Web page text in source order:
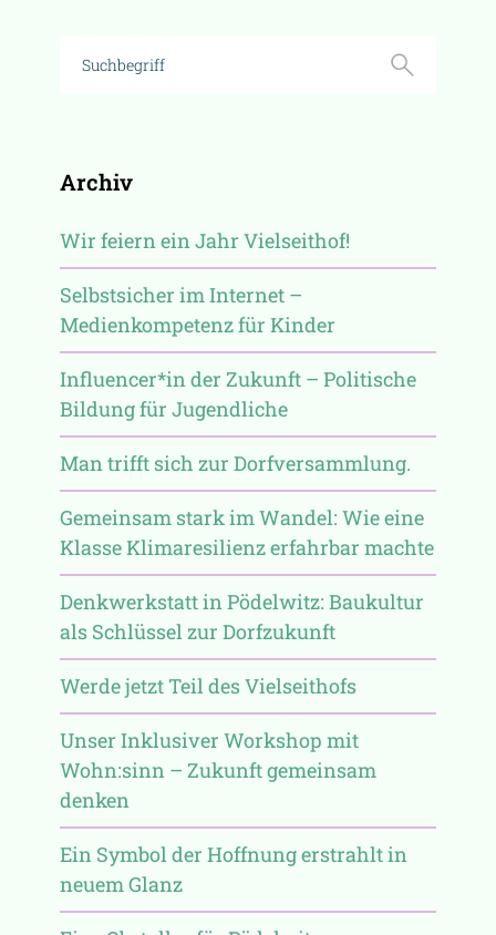
Archiv
Wir feiern ein Jahr Vielseithof!
Selbstsicher im Internet –
Medienkompetenz für Kinder
Influencer*in der Zukunft – Politische
Bildung für Jugendliche
Man trifft sich zur Dorfversammlung.
Gemeinsam stark im Wandel: Wie eine
Klasse Klimaresilienz erfahrbar machte
Denkwerkstatt in Pödelwitz: Baukultur
als Schlüssel zur Dorfzukunft
Werde jetzt Teil des Vielseithofs
Unser Inklusiver Workshop mit
Wohn:sinn – Zukunft gemeinsam
denken
Ein Symbol der Hoffnung erstrahlt in
neuem Glanz